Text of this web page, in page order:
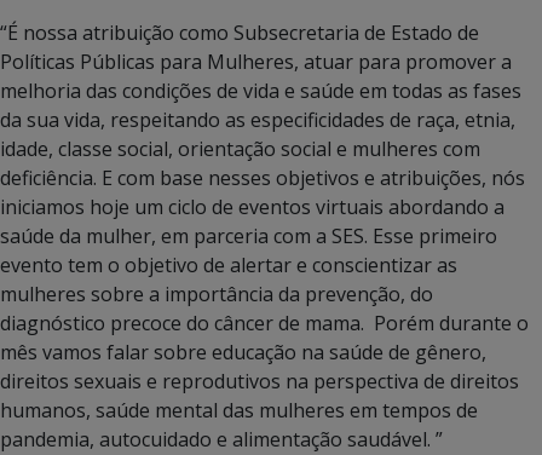
“É nossa atribuição como Subsecretaria de Estado de
Políticas Públicas para Mulheres, atuar para promover a
melhoria das condições de vida e saúde em todas as fases
da sua vida, respeitando as especificidades de raça, etnia,
idade, classe social, orientação social e mulheres com
deficiência. E com base nesses objetivos e atribuições, nós
iniciamos hoje um ciclo de eventos virtuais abordando a
saúde da mulher, em parceria com a SES. Esse primeiro
evento tem o objetivo de alertar e conscientizar as
mulheres sobre a importância da prevenção, do
diagnóstico precoce do câncer de mama. Porém durante o
mês vamos falar sobre educação na saúde de gênero,
direitos sexuais e reprodutivos na perspectiva de direitos
humanos, saúde mental das mulheres em tempos de
pandemia, autocuidado e alimentação saudável. ”